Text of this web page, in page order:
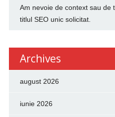
Am nevoie de context sau de
titlul SEO unic solicitat.
Archives
august 2026
iunie 2026